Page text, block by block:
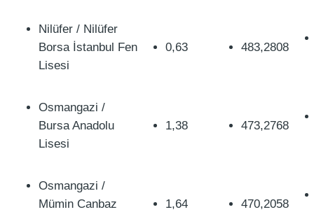
Nilüfer / Nilüfer
Borsa İstanbul Fen
Lisesi
0,63 483,2808
Osmangazi /
Bursa Anadolu
Lisesi
1,38 473,2768
Osmangazi /
Mümin Canbaz
1,64 470,2058